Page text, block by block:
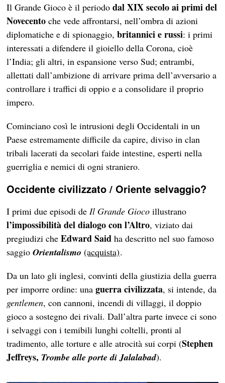
Il Grande Gioco è il periododal XIX secolo ai primi del
Novecentoche vede affrontarsi, nell’ombra di azioni
diplomatiche e di spionaggio,britannici e russi: i primi
interessati a difendere il gioiello della Corona, cioè
l’India; gli altri, in espansione verso Sud; entrambi,
allettati dall’ambizione di arrivare prima dell’avversario a
controllare i traffici di oppio e a consolidare il proprio
impero.
Cominciano così le intrusioni degli Occidentali in un
Paese estremamente difficile da capire, diviso in clan
tribali lacerati da secolari faide intestine, esperti nella
guerriglia e nemici di ogni straniero.
Occidente civilizzato / Oriente selvaggio?
I primi due episodi deIl Grande Gioco illustrano
l’impossibilità del dialogo con l’Altro, viziato dai
pregiudizi cheEdward Said ha descritto nel suo famoso
saggioOrientalismo(acquista).
Da un lato gli inglesi, convinti della giustizia della guerra
per imporre ordine: unaguerra civilizzata, si intende, da
gentlemen, con cannoni, incendi di villaggi, il doppio
gioco a sostegno dei rivali. Dall’altra parte invece ci sono
i selvaggi con i temibili lunghi coltelli, pronti al
tradimento, alle torture e alle atrocità sui corpi (Stephen
Jeffreys, Trombe alle porte di Jalalabad).